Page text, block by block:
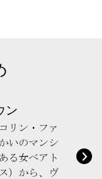
ン
リン・ファ
いのマンシ
る女ベアト
）から、ヴ